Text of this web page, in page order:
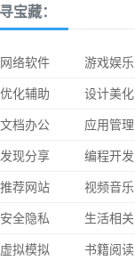
宝藏：
网络软件 游戏娱乐
优化辅助
设计美化
文档办公
应用管理
发现分享
编程开发
推荐网站
视频音乐
安全隐私
生活相关
虚拟模拟
书籍阅读